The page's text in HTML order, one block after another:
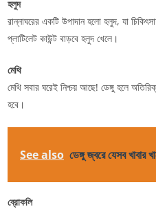
হলুদ
রান্নাঘরের একটি উপাদান হলো হলুদ, যা
প্লাটিলেট কাউন্ট বাড়বে হলুদ খেলে।
মেথি
মেথি সবার ঘরেই নিশ্চয় আছে! ডেঙ্গু হলে
হবে।
See also ডেঙ্গু জ্বরে যেসব খাবার
ব্রোকলি